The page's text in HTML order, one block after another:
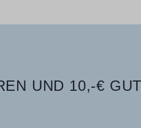
UND 10,-€